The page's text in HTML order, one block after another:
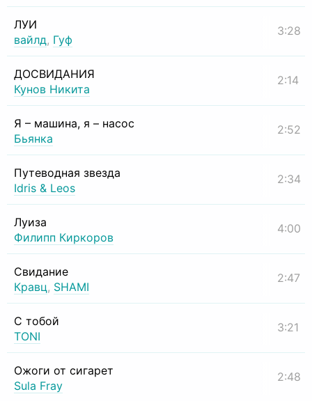
ЛУИ
вайлд, Гуф
3:28
ДОСВИДАНИЯ
Кунов Никита
2:14
Я – машина, я – насос
Бьянка
2:52
Путеводная звезда
Idris & Leos
2:34
Луиза
Филипп Киркоров
4:00
Свидание
Кравц, SHAMI
2:47
С тобой
TONI
3:21
Ожоги от сигарет
Sula Fray
2:48